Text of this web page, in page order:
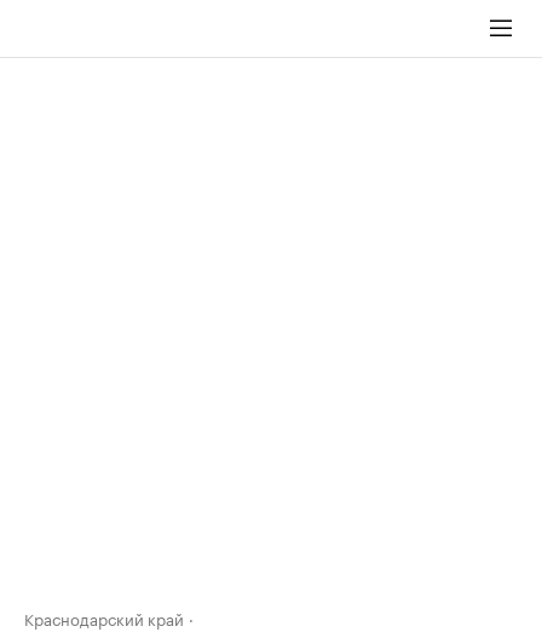
Краснодарский край